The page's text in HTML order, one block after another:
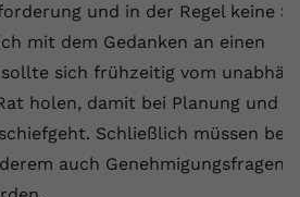
und in der Regel keine
mit dem Gedanken an einen
sich frühzeitig vom
holen, damit bei Planung und
Schließlich müssen bei
auch Genehmigungsfragen